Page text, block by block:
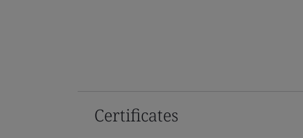
Certificates